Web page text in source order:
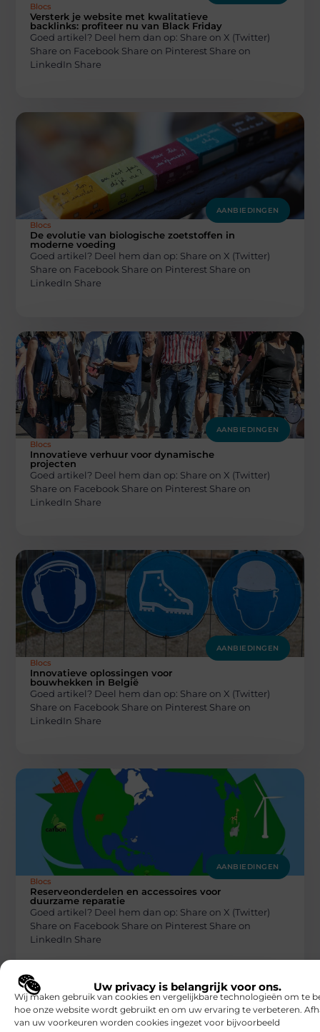
Uw privacy is belangrijk voor ons.
Wij maken gebruik van cookies en vergelijkbare technologieën om te
hoe onze website wordt gebruikt en om uw ervaring te verbeteren.
van uw voorkeuren worden cookies ingezet voor bijvoorbeeld
Blocs
Versterk je website met kwalitatieve
backlinks: profiteer nu van Black Friday
Goed artikel? Deel hem dan op: Share on X (Twitter)
Share on Facebook Share on Pinterest Share on
LinkedIn Share
AANBIEDINGEN
Blocs
De evolutie van biologische zoetstoffen in
moderne voeding
Goed artikel? Deel hem dan op: Share on X (Twitter)
Share on Facebook Share on Pinterest Share on
LinkedIn Share
AANBIEDINGEN
Blocs
Innovatieve verhuur voor dynamische
projecten
Goed artikel? Deel hem dan op: Share on X (Twitter)
Share on Facebook Share on Pinterest Share on
LinkedIn Share
AANBIEDINGEN
Blocs
Innovatieve oplossingen voor
bouwhekken in België
Goed artikel? Deel hem dan op: Share on X (Twitter)
Share on Facebook Share on Pinterest Share on
LinkedIn Share
AANBIEDINGEN
Blocs
Reserveonderdelen en accessoires voor
duurzame reparatie
Goed artikel? Deel hem dan op: Share on X (Twitter)
Share on Facebook Share on Pinterest Share on
LinkedIn Share